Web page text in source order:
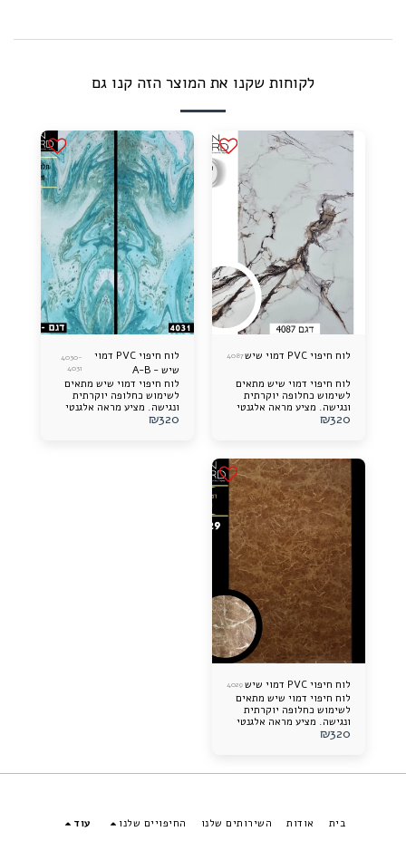
לקוחות שקנו את המוצר הזה קנו גם
לוח חיפוי PVC דמוי שיש 4087
לוח חיפוי דמוי שיש מתאים
לשימוש כחלופה יוקרתית
ונגישה. מציע מראה אלגנטי
ותוספת עיצובית מרשימה
₪320
לוח חיפוי PVC דמוי
שיש - A-B
4030-
4031
לוח חיפוי דמוי שיש מתאים
לשימוש כחלופה יוקרתית
ונגישה. מציע מראה אלגנטי
ותוספת עיצובית מרשימה
₪320
לוח חיפוי PVC דמוי שיש 4029
לוח חיפוי דמוי שיש מתאים
לשימוש כחלופה יוקרתית
ונגישה. מציע מראה אלגנטי
ותוספת עיצובית מרשימה
₪320
בית אודות השירותים שלנו החיפויים שלנו עוד